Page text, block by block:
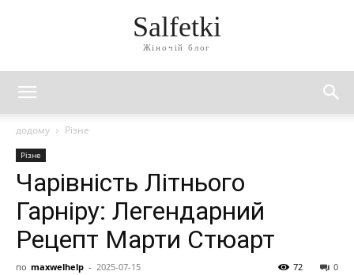
Salfetki
Жіночій блог
додому Різне
Різне
Чарівність Літнього
Гарніру: Легендарний
Рецепт Марти Стюарт
по maxwelhelp - 2025-07-15 0
72